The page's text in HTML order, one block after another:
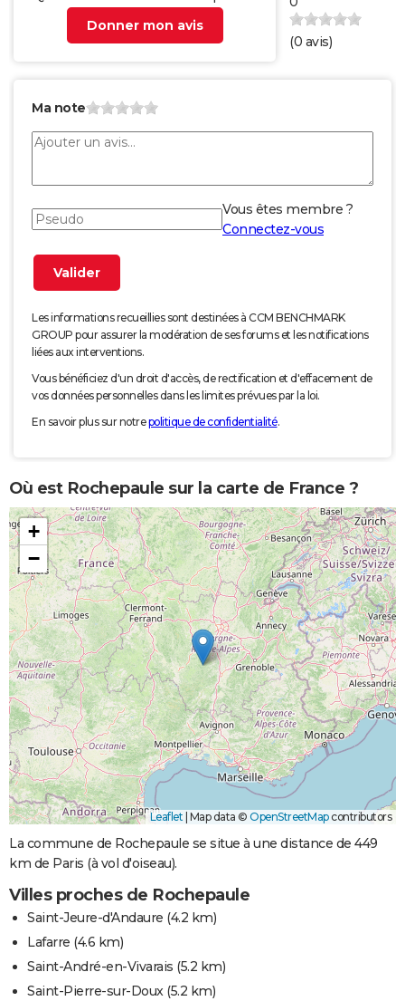
Donner mon avis
(0 avis)
Ma note
Vous êtes membre ?
Connectez-vous
Les informations recueillies sont destinées à CCM BENCHMARK
GROUP pour assurer la modération de ses forums et les notifications
liées aux interventions.
Vous bénéficiez d'un droit d'accès, de rectification et d'effacement de
vos données personnelles dans les limites prévues par la loi.
En savoir plus sur notrepolitique de confidentialité.
Où est Rochepaule sur la carte de France ?
+
−
Leaflet Map data © OpenStreetMapcontributors
La commune de Rochepaule se situe à une distance de 449
km de Paris (à vol d'oiseau).
Villes proches de Rochepaule
Saint-Jeure-d'Andaure (4.2 km)
Lafarre (4.6 km)
Saint-André-en-Vivarais (5.2 km)
Saint-Pierre-sur-Doux(5.2 km)